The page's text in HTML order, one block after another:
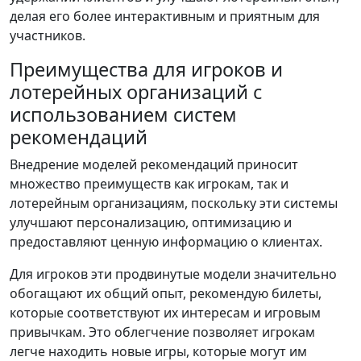
делая его более интерактивным и приятным для
участников.
Преимущества для игроков и
лотерейных организаций с
использованием систем
рекомендаций
Внедрение моделей рекомендаций приносит
множество преимуществ как игрокам, так и
лотерейным организациям, поскольку эти системы
улучшают персонализацию, оптимизацию и
предоставляют ценную информацию о клиентах.
Для игроков эти продвинутые модели значительно
обогащают их общий опыт, рекомендую билеты,
которые соответствуют их интересам и игровым
привычкам. Это облегчение позволяет игрокам
легче находить новые игры, которые могут им